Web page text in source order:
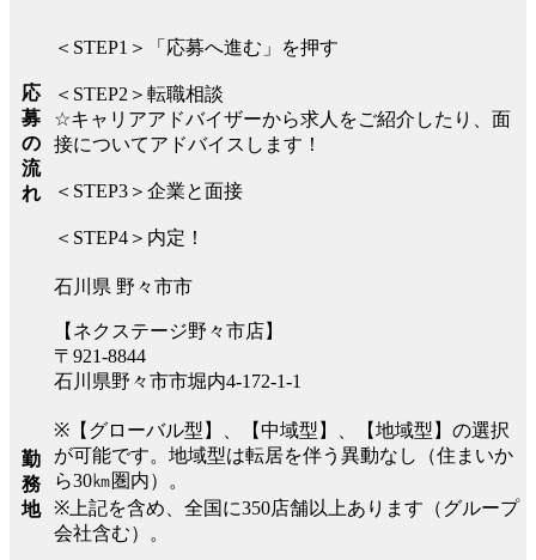
応
募
の
流
れ
＜STEP1＞「応募へ進む」を押す
＜STEP2＞転職相談
☆キャリアアドバイザーから求人をご紹介したり、面
接についてアドバイスします！
＜STEP3＞企業と面接
＜STEP4＞内定！
勤
務
地
石川県 野々市市
【ネクステージ野々市店】
〒921-8844
石川県野々市市堀内4-172-1-1
※【グローバル型】、【中域型】、【地域型】の選択
が可能です。地域型は転居を伴う異動なし（住まいか
ら30㎞圏内）。
※上記を含め、全国に350店舗以上あります（グループ
会社含む）。